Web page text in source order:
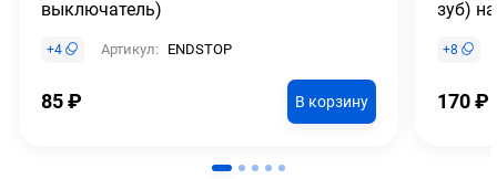
выключатель)
+4 Артикул: ENDSTOP
85₽ В корзину
зуб)
+8
170₽